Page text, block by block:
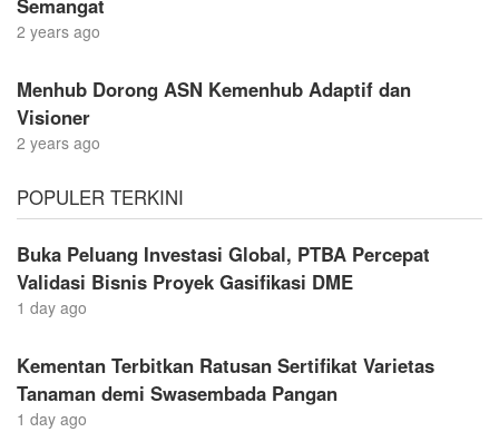
Semangat
2 years ago
Menhub Dorong ASN Kemenhub Adaptif dan
Visioner
2 years ago
POPULER TERKINI
Buka Peluang Investasi Global, PTBA Percepat
Validasi Bisnis Proyek Gasifikasi DME
1 day ago
Kementan Terbitkan Ratusan Sertifikat Varietas
Tanaman demi Swasembada Pangan
1 day ago